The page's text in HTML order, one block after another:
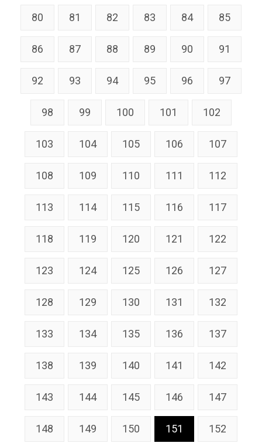
80 81 82 83 84 85
86 87 88 89 90 91
92 93 94 95 96 97
98 99 100 101 102
103 104 105 106 107
108 109 110 111 112
113 114 115 116 117
118 119 120 121 122
123 124 125 126 127
128 129 130 131 132
133 134 135 136 137
138 139 140 141 142
143 144 145 146 147
148 149 150 151 152